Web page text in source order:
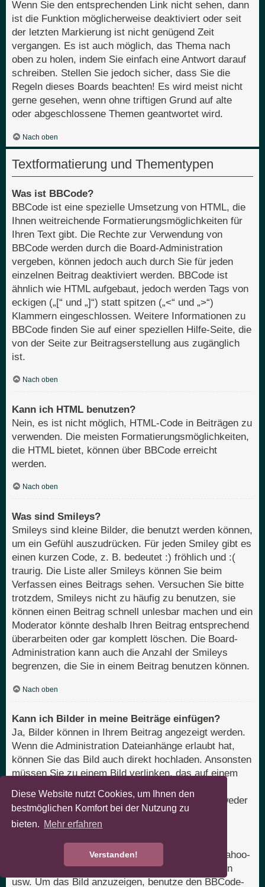
Diese Website nutzt Cookies, um Ihnen den
bestmöglichen Komfort bei der Nutzung zu
bieten. Mehr erfahren
Verstanden!
Wenn Sie den entsprechenden Link nicht sehen, dann
ist die Funktion möglicherweise deaktiviert oder seit
der letzten Markierung ist nicht genügend Zeit
vergangen. Es ist auch möglich, das Thema nach
oben zu holen, indem Sie einfach eine Antwort darauf
schreiben. Stellen Sie jedoch sicher, dass Sie die
Regeln dieses Boards beachten! Es wird meist nicht
gerne gesehen, wenn ohne triftigen Grund auf alte
oder abgeschlossene Themen geantwortet wird.
Nach oben
Textformatierung und Thementypen
Was ist BBCode?
BBCode ist eine spezielle Umsetzung von HTML, die
Ihnen weitreichende Formatierungsmöglichkeiten für
Ihren Text gibt. Die Rechte zur Verwendung von
BBCode werden durch die Board-Administration
vergeben, können jedoch auch durch Sie für jeden
einzelnen Beitrag deaktiviert werden. BBCode ist
ähnlich wie HTML aufgebaut, jedoch werden Tags von
eckigen („[“ und „]“) statt spitzen („<“ und „>“)
Klammern eingeschlossen. Weitere Informationen zu
BBCode finden Sie auf einer speziellen Hilfe-Seite, die
von der Seite zur Beitragserstellung aus zugänglich
ist.
Nach oben
Kann ich HTML benutzen?
Nein, es ist nicht möglich, HTML-Code in Beiträgen zu
verwenden. Die meisten Formatierungsmöglichkeiten,
die HTML bietet, können über BBCode erreicht
werden.
Nach oben
Was sind Smileys?
Smileys sind kleine Bilder, die benutzt werden können,
um ein Gefühl auszudrücken. Für jeden Smiley gibt es
einen kurzen Code, z. B. bedeutet :) fröhlich und :(
traurig. Die Liste aller Smileys können Sie beim
Verfassen eines Beitrags sehen. Versuchen Sie bitte
trotzdem, Smileys nicht zu häufig zu benutzen, sie
können einen Beitrag schnell unlesbar machen und ein
Moderator könnte deshalb Ihren Beitrag entsprechend
überarbeiten oder gar komplett löschen. Die Board-
Administration kann auch die Anzahl der Smileys
begrenzen, die Sie in einem Beitrag benutzen können.
Nach oben
Kann ich Bilder in meine Beiträge einfügen?
Ja, Bilder können in Ihrem Beitrag angezeigt werden.
Wenn die Administration Dateianhänge erlaubt hat,
können Sie das Bild auch direkt hochladen. Ansonsten
müssen Sie zu einem Bild verlinken, das auf einem
http://www.domain.tld/mein-bild.gif. Sie können weder
Bilder verlinken, die sich auf Ihrem eigenen PC
befinden (außer es ist ein öffentlich zugänglicher
Server), noch zu Bildern, die nur nach einer
Anmeldung verfügbar sind, z. B. Hotmail- oder Yahoo-
Mailboxen, mit einem Passwort geschützte Seiten
usw. Um das Bild anzuzeigen, benutze den BBCode-